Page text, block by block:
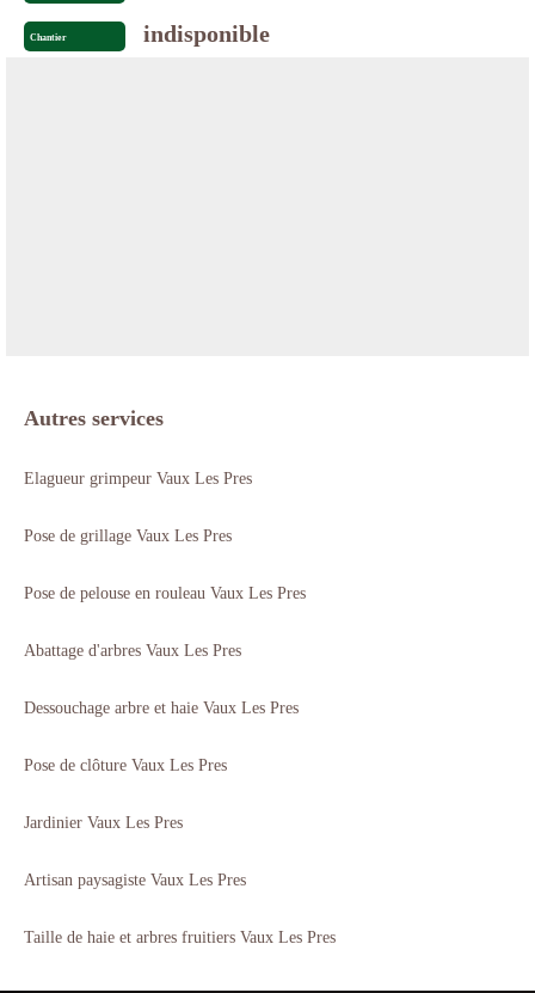
Chantier indisponible
Autres services
Elagueur grimpeur Vaux Les Pres
Pose de grillage Vaux Les Pres
Pose de pelouse en rouleau Vaux Les Pres
Abattage d'arbres Vaux Les Pres
Dessouchage arbre et haie Vaux Les Pres
Pose de clôture Vaux Les Pres
Jardinier Vaux Les Pres
Artisan paysagiste Vaux Les Pres
Taille de haie et arbres fruitiers Vaux Les Pres